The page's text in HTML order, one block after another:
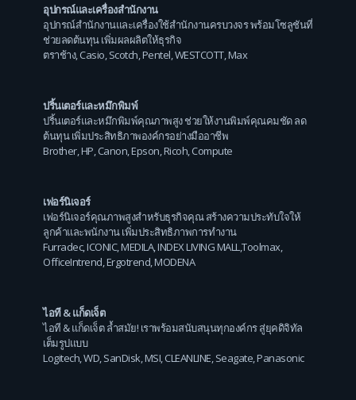
อุปกรณ์และเครื่องสำนักงาน
อุปกรณ์สำนักงานและเครื่องใช้สำนักงานครบวงจร พร้อมโซลูชันที่
ช่วยลดต้นทุน เพิ่มผลผลิตให้ธุรกิจ
ตราช้าง,Casio,Scotch,Pentel,WESTCOTT,Max
ปริ้นเตอร์และหมึกพิมพ์
ปริ้นเตอร์และหมึกพิมพ์คุณภาพสูง ช่วยให้งานพิมพ์คุณคมชัด ลด
ต้นทุน เพิ่มประสิทธิภาพองค์กรอย่างมืออาชีพ
Brother,HP,Canon,Epson,Ricoh,Compute
เฟอร์นิเจอร์
เฟอร์นิเจอร์คุณภาพสูงสำหรับธุรกิจคุณ สร้างความประทับใจให้
ลูกค้าและพนักงาน เพิ่มประสิทธิภาพการทำงาน
Furradec,ICONIC,MEDILA,INDEX LIVING MALL,Toolmax,
OfficeIntrend,Ergotrend,MODENA
ไอที & แก็ดเจ็ต
ไอที & แก็ดเจ็ต ล้ำสมัย! เราพร้อมสนับสนุนทุกองค์กร สู่ยุคดิจิทัล
เต็มรูปแบบ
Logitech,WD,SanDisk,MSI,CLEANLINE,Seagate,Panasonic